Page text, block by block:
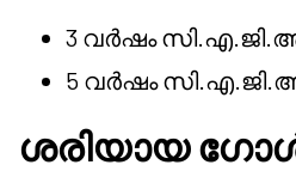
3 വർഷം
5 വർഷം
ശരിയായ